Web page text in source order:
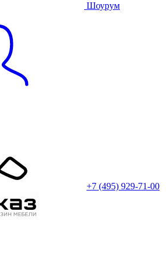
Шоурум
+7 (495) 929-71-00